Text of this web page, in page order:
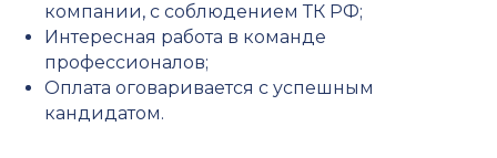
компании, с соблюдением ТК РФ;
Интересная работа в команде
профессионалов;
Оплата оговаривается с успешным
кандидатом.